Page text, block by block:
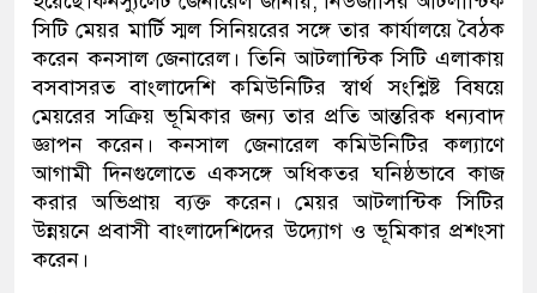
সিটি মেয়র মার্টি স্মল সিনিয়রের সঙ্গে তার কার্যালয়ে বৈঠক
করেন কনসাল জেনারেল। তিনি আটলান্টিক সিটি এলাকায়
বসবাসরত বাংলাদেশি কমিউনিটির স্বার্থ সংশ্লিষ্ট বিষয়ে
মেয়রের সক্রিয় ভূমিকার জন্য তার প্রতি আন্তরিক ধন্যবাদ
জ্ঞাপন করেন। কনসাল জেনারেল কমিউনিটির কল্যাণে
আগামী দিনগুলোতে একসঙ্গে অধিকতর ঘনিষ্ঠভাবে কাজ
করার অভিপ্রায় ব্যক্ত করেন। মেয়র আটলান্টিক সিটির
উন্নয়নে প্রবাসী বাংলাদেশিদের উদ্যোগ ও ভূমিকার প্রশংসা
করেন।